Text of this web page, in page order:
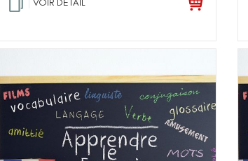
VOIR DETAIL